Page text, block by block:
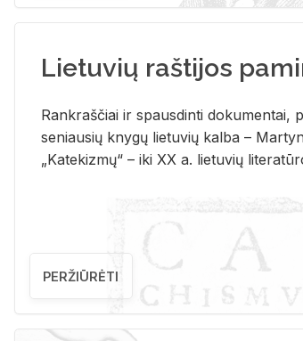
Lietuvių raštijos
Rank­raš­čiai ir spaus­din­ti do­ku­men­tai,
se­niau­sių kny­gų lie­tu­vių kal­ba –
„Ka­te­kiz­mų“ – iki XX a. lie­tu­vių
PERŽIŪRĖTI